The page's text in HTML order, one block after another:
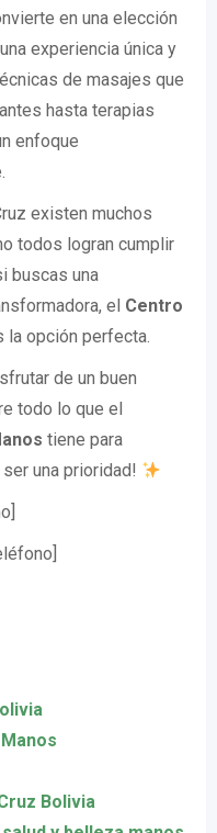
en una elección
experiencia única y
de masajes que
hasta terapias
enfoque
existen muchos
todos logran cumplir
buscas una
el Centro
la opción perfecta.
de un buen
todo lo que el
tiene para
una prioridad!
Bolivia